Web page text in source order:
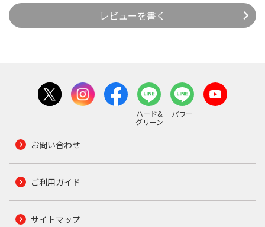
レビューを書く
ハード&
グリーン
パワー
お問い合わせ
ご利用ガイド
サイトマップ